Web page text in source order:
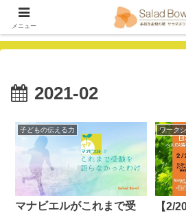
2021-02
子どもの伝える力
マナビエルがこれまで受
ワーク
【2/
メニュー